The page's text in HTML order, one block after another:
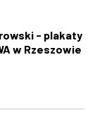
- plakaty
w Rzeszowie